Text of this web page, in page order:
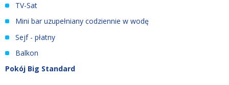
TV-Sat
Mini bar uzupełniany codziennie w wodę
Sejf - płatny
Balkon
Pokój Big Standard